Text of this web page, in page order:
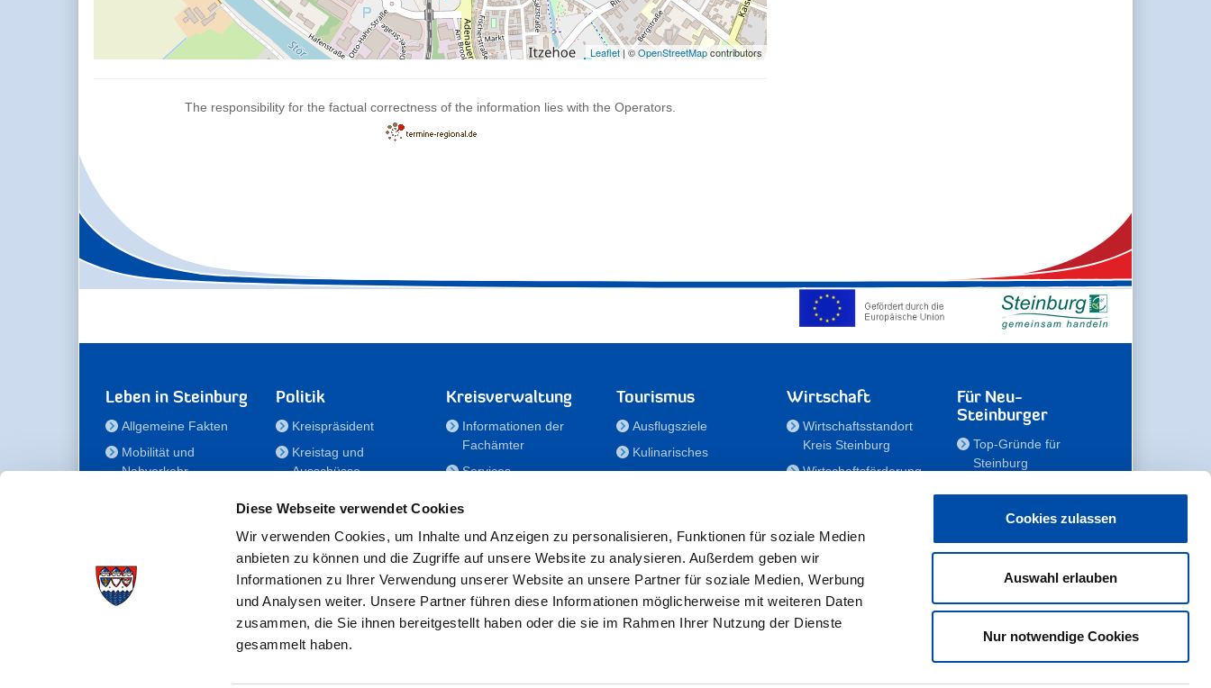
Diese Webseite verwendet Cookies
Wir verwenden Cookies, um Inhalte und Anzeigen zu personalisieren, Funktionen für soziale Medien
anbieten zu können und die Zugriffe auf unsere Website zu analysieren. Außerdem geben wir
Informationen zu Ihrer Verwendung unserer Website an unsere Partner für soziale Medien, Werbung
und Analysen weiter. Unsere Partner führen diese Informationen möglicherweise mit weiteren Daten
zusammen, die Sie ihnen bereitgestellt haben oder die sie im Rahmen Ihrer Nutzung der Dienste
gesammelt haben.
Cookies zulassen
Auswahl erlauben
Nur notwendige Cookies
Leaflet| ©OpenStreetMapcontributors
The responsibility for the factual correctness of the information lies with the Operators.
Leben in Steinburg
Allgemeine Fakten
Mobilität und
Nahverkehr
Gesundheit
Bildung
Politik
Kreispräsident
Kreistag und
Ausschüsse
für Menschen mit
Behinderung
Der
Kreisseniorenbeirat
Förderstiftung
Fördergesellschaft/Sportförderung
Kreisverwaltung
Informationen der
Fachämter
Services
Nachwuchskräfte
Notdienste
Formulare/Downloads
RSS-Feeds
Tourismus
Ausflugsziele
Kulinarisches
Veranstaltungen
Wirtschaft
Wirtschaftsstandort
Kreis Steinburg
Wirtschaftsförderung
Zahlen, Daten,
Fakten
Gewerbeflächen
Für Neu-
Steinburger
Top-Gründe für
Steinburg
Meine Immobilie
Erholen